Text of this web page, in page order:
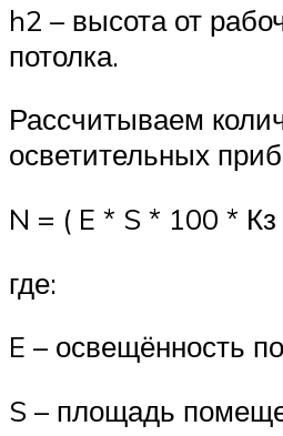
h2 – высота от
потолка.
Рассчитываем
осветительных
N = ( E * S * 100 *
где:
E – освещённость
S – площадь